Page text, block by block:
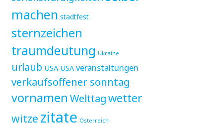
machen stadtfest
sternzeichen
traumdeutung Ukraine
urlaub USA USA veranstaltungen
verkaufsoffener sonntag
vornamen Welttagwetter
witze zitate Österreich